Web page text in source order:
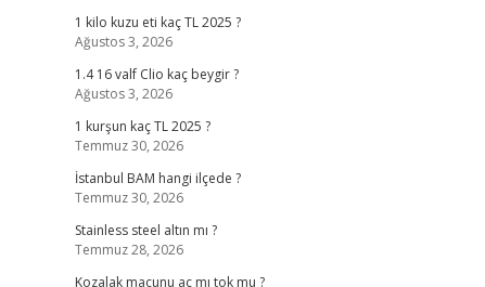
1 kilo kuzu eti kaç TL 2025 ?
Ağustos 3, 2026
1.4 16 valf Clio kaç beygir ?
Ağustos 3, 2026
1 kurşun kaç TL 2025 ?
Temmuz 30, 2026
İstanbul BAM hangi ilçede ?
Temmuz 30, 2026
Stainless steel altın mı ?
Temmuz 28, 2026
Kozalak macunu aç mı tok mu ?